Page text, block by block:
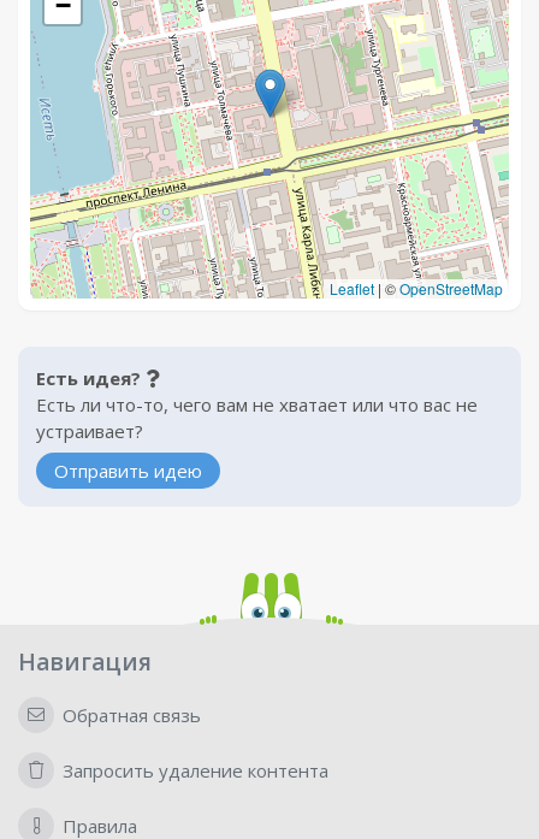
Leaflet | ©OpenStreetMap
Есть идея?
Есть ли что-то, чего вам не хватает или что вас не
устраивает?
Отправить идею
Навигация
Обратная связь
Запросить удаление контента
Правила